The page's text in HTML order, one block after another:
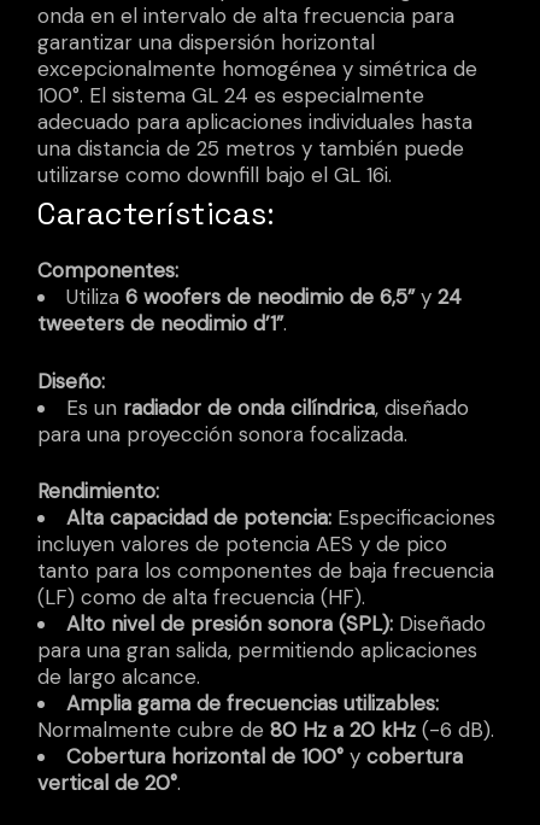
onda en el intervalo de alta frecuencia para
garantizar una dispersión horizontal
excepcionalmente homogénea y simétrica de
100°. El sistema GL 24 es especialmente
adecuado para aplicaciones individuales hasta
una distancia de 25 metros y también puede
utilizarse como downfill bajo el GL 16i.
Características:
Componentes:
Utiliza6 woofers de neodimio de 6,5”y24
tweeters de neodimio d’1”.
Diseño:
Es un radiador de onda cilíndrica, diseñado
para una proyección sonora focalizada.
Rendimiento:
Alta capacidad de potencia: Especificaciones
incluyen valores de potencia AES y de pico
tanto para los componentes de baja frecuencia
(LF) como de alta frecuencia (HF).
Alto nivel de presión sonora (SPL): Diseñado
para una gran salida, permitiendo aplicaciones
de largo alcance.
Amplia gama de frecuencias utilizables:
Normalmente cubre de80 Hz a 20 kHz (-6 dB).
Cobertura horizontal de 100° ycobertura
vertical de 20°.